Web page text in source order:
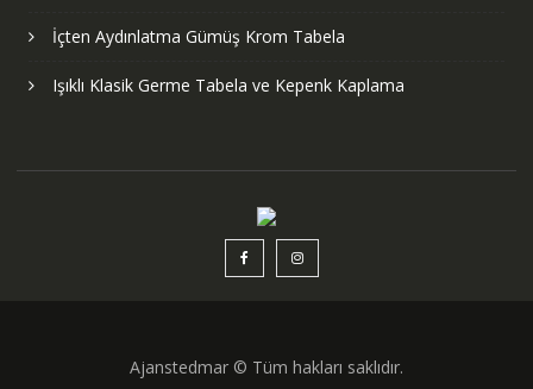
İçten Aydınlatma Gümüş Krom Tabela
Işıklı Klasik Germe Tabela ve Kepenk Kaplama
Ajanstedmar © Tüm hakları saklıdır.